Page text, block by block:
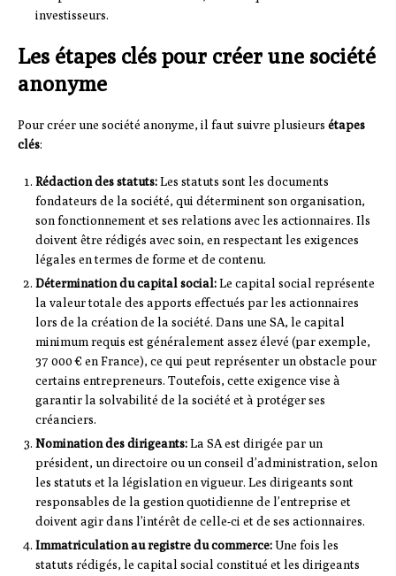
investisseurs.
Les étapes clés pour créer une société
anonyme
Pour créer une société anonyme, il faut suivre plusieurs étapes
clés:
Rédaction des statuts:Les statuts sont les documents
fondateurs de la société, qui déterminent son organisation,
son fonctionnement et ses relations avec les actionnaires. Ils
doivent être rédigés avec soin, en respectant les exigences
légales en termes de forme et de contenu.
Détermination du capital social:Le capital social représente
la valeur totale des apports effectués par les actionnaires
lors de la création de la société. Dans une SA, le capital
minimum requis est généralement assez élevé (par exemple,
37 000 € en France), ce qui peut représenter un obstacle pour
certains entrepreneurs. Toutefois, cette exigence vise à
garantir la solvabilité de la société et à protéger ses
créanciers.
Nomination des dirigeants:La SA est dirigée par un
président, un directoire ou un conseil d’administration, selon
les statuts et la législation en vigueur. Les dirigeants sont
responsables de la gestion quotidienne de l’entreprise et
doivent agir dans l’intérêt de celle-ci et de ses actionnaires.
Immatriculation au registre du commerce:Une fois les
statuts rédigés, le capital social constitué et les dirigeants